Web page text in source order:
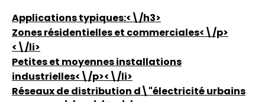
Applications typiques:<\/h3>
Zones résidentielles et commerciales<\/p>
<\/li>
Petites et moyennes installations
industrielles<\/p><\/li>
Réseaux de distribution d\"électricité urbains